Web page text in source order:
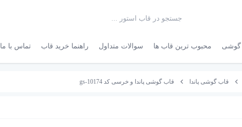
گوشی محبوب ترین قاب ها سوالات متداول راهنما خرید قاب تماس با ما
قاب گوشی پاندا قاب گوشی پاندا و خرسی کد gs-10174